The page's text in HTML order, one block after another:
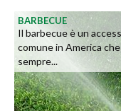
BARBECUE
Il barbecue è un
comune in America
sempre...